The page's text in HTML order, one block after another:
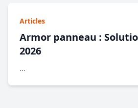
Articles
Armor panneau :
2026
...